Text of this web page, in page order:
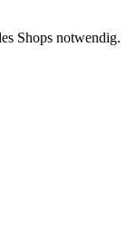
Shops notwendig.